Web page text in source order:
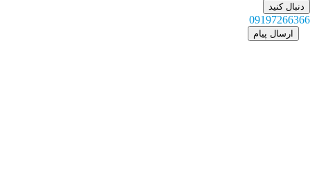
دنبال کنید
09197266366
ارسال پیام